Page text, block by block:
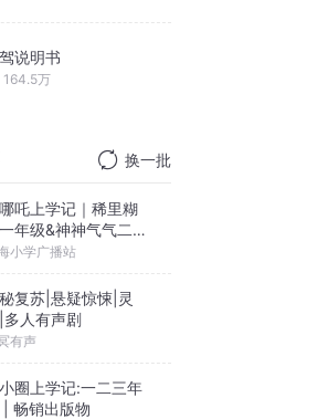
说明书
164.5万
换一批
吒上学记｜稀里糊
年级&神神气气二年
小学广播站
复苏|悬疑惊悚|灵
多人有声剧
有声
圈上学记:一二三年
| 畅销出版物